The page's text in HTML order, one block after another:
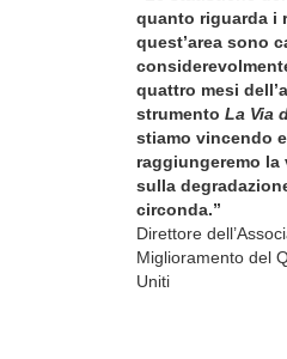
quanto riguarda i
quest’area sono
quattro mesi
strumento La Via
stiamo vincendo e
raggiungeremo
sulla
circonda.”
Direttore
Miglioramento del
Uniti